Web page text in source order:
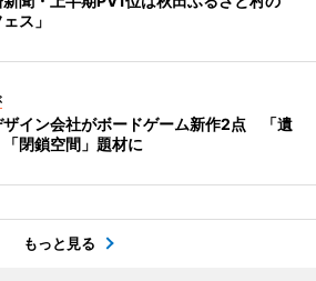
ス」
ザイン会社がボードゲーム新作2点 「遺
閉鎖空間」題材に
もっと見る